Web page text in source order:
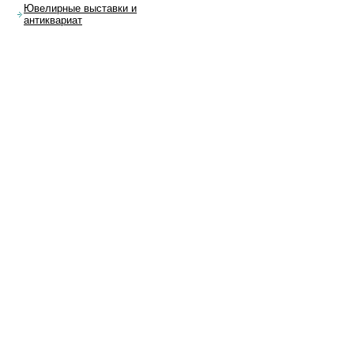
Ювелирные выставки и
антиквариат